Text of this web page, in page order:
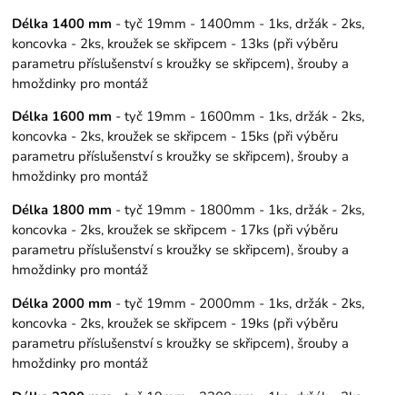
Délka 1400 mm - tyč 19mm - 1400mm - 1ks, držák - 2ks,
koncovka - 2ks, kroužek se skřipcem - 13ks (při výběru
parametru příslušenství s kroužky se skřipcem), šrouby a
hmoždinky pro montáž
Délka 1600 mm - tyč 19mm - 1600mm - 1ks, držák - 2ks,
koncovka - 2ks, kroužek se skřipcem - 15ks (při výběru
parametru příslušenství s kroužky se skřipcem), šrouby a
hmoždinky pro montáž
Délka 1800 mm - tyč 19mm - 1800mm - 1ks, držák - 2ks,
koncovka - 2ks, kroužek se skřipcem - 17ks (při výběru
parametru příslušenství s kroužky se skřipcem), šrouby a
hmoždinky pro montáž
Délka 2000 mm - tyč 19mm - 2000mm - 1ks, držák - 2ks,
koncovka - 2ks, kroužek se skřipcem - 19ks (při výběru
parametru příslušenství s kroužky se skřipcem), šrouby a
hmoždinky pro montáž